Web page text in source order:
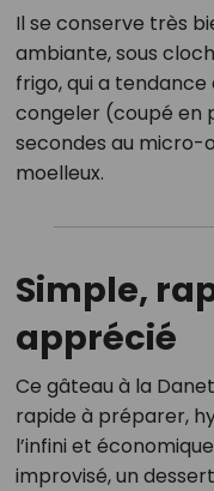
Il se conserve très
ambiante, sous
frigo, qui a tendance
congeler (coupé en
secondes au micro-
moelleux.
Simple,
apprécié
Ce gâteau à la
rapide à préparer,
l’infini et
improvisé, un